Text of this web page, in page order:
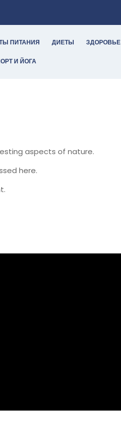
ПИТАНИЯ ДИЕТЫ ЗДОРОВЬЕ
И ЙОГА
aspects of nature.
here.